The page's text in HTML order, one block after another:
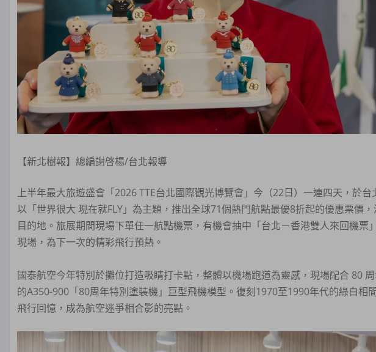
【新北樹報】總編謝啓楊/台北報導
上半年最大旅遊盛會「2026 TTE台北國際觀光博覽會」今（22日）一連四天，於
以「世界很大 現在就FLY」為主題，推出全球71個熱門航點最優8折起的優惠票價
目的地。旅展期間現場下單任一航點機票，有機會抽中「台北－香港雙人來回機票
現場，為下一次的精彩飛行預熱。
國泰航空今年特別於攤位打造吸睛打卡點，整體以機場跑道為靈感，現場配合 80
的A350-900「80周年特別塗裝機」巨型飛機模型。復刻1970至1990年代的綠白相
飛行回憶，成為航空迷爭相合影的亮點。